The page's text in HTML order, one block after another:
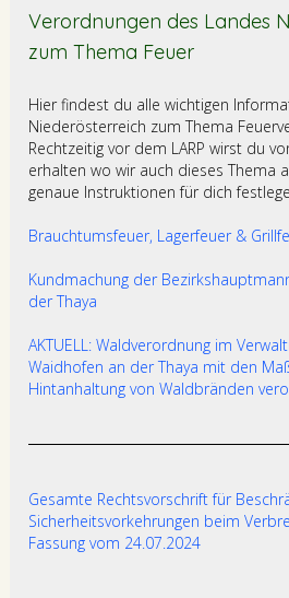
Verordnungen des Landes
zum Thema Feuer
Hier findest du alle wichtigen
Niederösterreich zum Thema
Rechtzeitig vor dem LARP wirst du
erhalten wo wir auch dieses Thema
genaue Instruktionen für dich
Brauchtumsfeuer, Lagerfeuer &
Kundmachung der
der Thaya
AKTUELL: Waldverordnung im
Waidhofen an der Thaya mit den
Hintanhaltung von Waldbränden
Gesamte Rechtsvorschrift für
Sicherheitsvorkehrungen beim
Fassung vom 24.07.2024